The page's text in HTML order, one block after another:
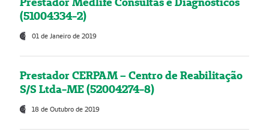
(51004334-2)
01 de Janeiro de 2019
Prestador CERPAM – Centro de Reabilitação
S/S Ltda-ME (52004274-8)
18 de Outubro de 2019